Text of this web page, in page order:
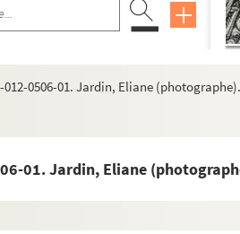
012-0506-01. Jardin, Eliane
01. Jardin, Eliane
16earrondissement, Bois de Boulogne
e